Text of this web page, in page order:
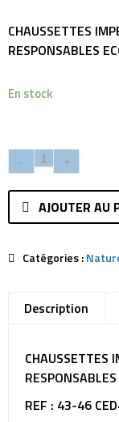
CHAUSSETTES
RESPONSABLES
En stock
AJOUTER AU
Catégories :
Description
CHAUSSETTES
REF : 43-46